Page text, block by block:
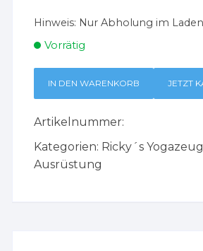
Hinweis: Nur Abholung im
Vorrätig
IN DEN WARENKORB JETZT
Artikelnummer:
Kategorien: Ricky´s Yogazeug
Ausrüstung